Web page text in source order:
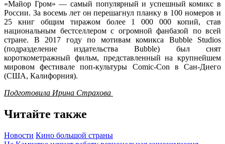
«Майор Гром» — самый популярный и успешный комикс в
России. За восемь лет он перешагнул планку в 100 номеров и
25 книг общим тиражом более 1 000 000 копий, став
национальным бестселлером с огромной фанбазой по всей
стране. В 2017 году по мотивам комикса Bubble Studios
(подразделение издательства Bubble) был снят
короткометражный фильм, представленный на крупнейшем
мировом фестивале поп-культуры Comic-Con в Сан-Диего
(США, Калифорния).
Подготовила Ирина Страхова
Читайте также
Новости Кино большой страны